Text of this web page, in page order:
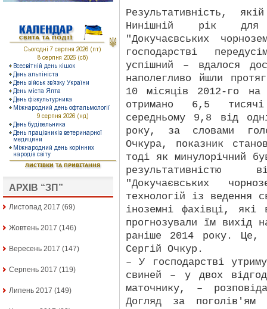
АРХІВ “ЗП”
Листопад 2017 (69)
Жовтень 2017 (146)
Вересень 2017 (147)
Серпень 2017 (119)
Липень 2017 (149)
Результативність, якій
Нинішній рік для
"Докучаєвських
господарстві
успішний – вдалося
наполегливо йшли
10 місяців 2012-го на
отримано 6,5
середньому 9,8 від
року, за словами
Очкура, показник
тоді як минулорічний
"Докучаєвських
технологій із ведення
іноземні фахівці, які
прогнозували їм вихід
раніше 2014 року. Це,
Сергій Очкур.
– У господарстві
свиней – у двох
маточнику, –
Догляд за поголів'ям